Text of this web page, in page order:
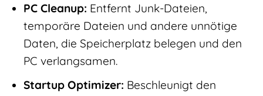
PC Cleanup: Entfernt Junk-Dateien,
temporäre Dateien und andere unnötige
Daten, die Speicherplatz belegen und den
PC verlangsamen.
Startup Optimizer: Beschleunigt den